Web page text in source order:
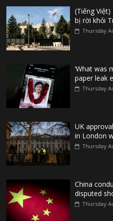
(Tiếng
bị rời khỏi
Thursday
‘What was
paper leak
Thursday
UK
in London
Thursday
China
disputed
Thursday